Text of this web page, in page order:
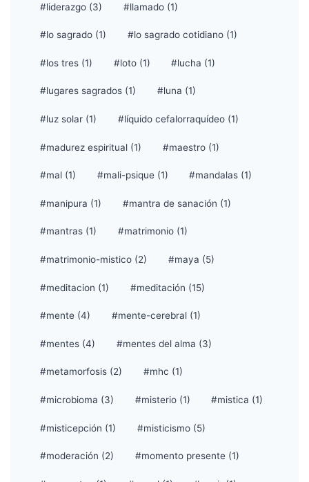
#liderazgo (3) #llamado (1)
#lo sagrado (1) #lo sagrado cotidiano (1)
#los tres (1) #loto (1) #lucha (1)
#lugares sagrados (1) #luna (1)
#luz solar (1) #líquido cefalorraquídeo (1)
#madurez espiritual (1) #maestro (1)
#mal (1) #mali-psique (1) #mandalas (1)
#manipura (1) #mantra de sanación (1)
#mantras (1) #matrimonio (1)
#matrimonio-mistico (2) #maya (5)
#meditacion (1) #meditación (15)
#mente (4) #mente-cerebral (1)
#mentes (4) #mentes del alma (3)
#metamorfosis (2) #mhc (1)
#microbioma (3) #misterio (1) #mistica (1)
#misticepción (1) #misticismo (5)
#moderación (2) #momento presente (1)